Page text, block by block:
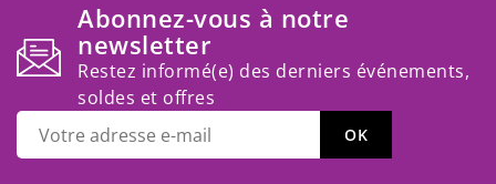
Abonnez-vous à notre
newsletter
Restez informé(e) des derniers événements,
soldes et offres